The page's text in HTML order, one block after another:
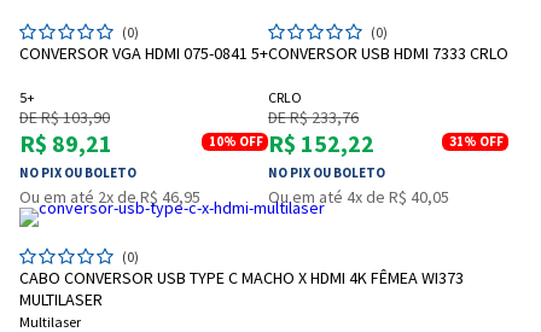
(0)
CONVERSOR VGA HDMI 075-0841 5+
5+
DE R$ 103,90
R$ 89,21
NO PIX OU BOLETO
10% OFF
Ou em até 2x de R$ 46,95
(0)
CONVERSOR USB HDMI 7333 CRLO
CRLO
DE R$ 233,76
R$ 152,22
NO PIX OU BOLETO
31% OFF
Ou em até 4x de R$ 40,05
(0)
CABO CONVERSOR USB TYPE C MACHO X HDMI 4K FÊMEA WI373
MULTILASER
Multilaser